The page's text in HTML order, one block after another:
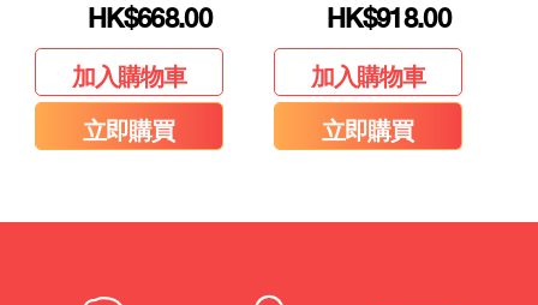
HK$668.00
加入購物車
立即購買
HK$918.00
加入購物車
立即購買